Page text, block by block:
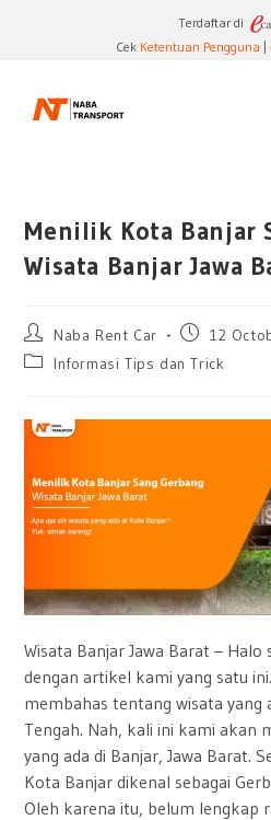
Terdaftar di
CekKetentuan Pengguna
Menilik Kota Banjar
Wisata Banjar Jawa
Post
author:
Naba Rent Car
Post12
PostInformasi Tips dan Trick
Wisata Banjar Jawa Barat –
dengan artikel kami yang satu
membahas tentang wisata yang
Tengah. Nah, kali ini kami akan
yang ada di Banjar, Jawa Barat.
Kota Banjar dikenal sebagai
Oleh karena itu, belum lengkap